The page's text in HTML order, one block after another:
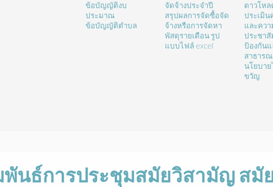
ข้อบัญญัติงบ
ประมาณ
ข้อบัญญัติตำบล
จัดจ้างประจำปี
สรุปผลการจัดซื้อจัด
จ้างหรือการจัดหา
พัสดุรายเดือน รูป
แบบไฟล์ excel
ดาวโห
ประเมิ
และควา
ประชา
ป้องกันแ
สาธาร
นโยบา
ขวัญ
นธ์การประชุมสมัยวิสามัญ สมั